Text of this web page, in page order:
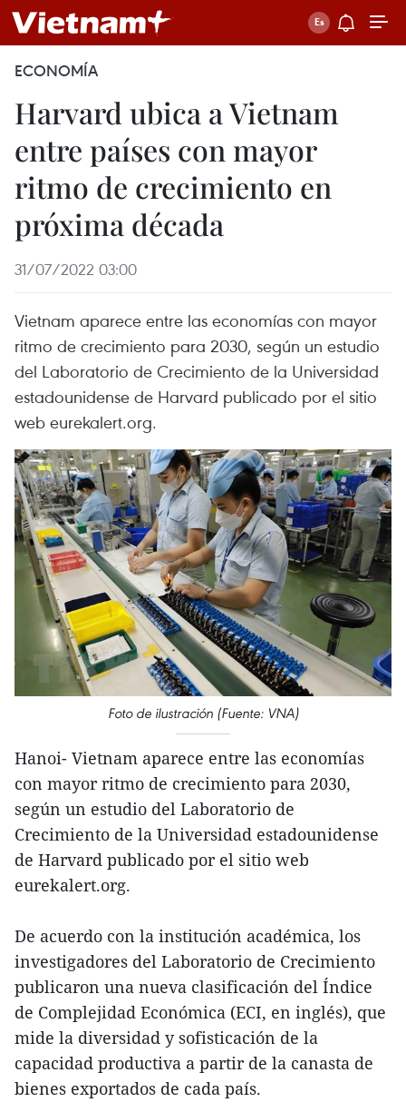
ECONOMÍA
Harvard ubica a Vietnam
entre países con mayor
ritmo de crecimiento en
próxima década
31/07/2022 03:00
Vietnam aparece entre las economías con mayor
ritmo de crecimiento para 2030, según un estudio
del Laboratorio de Crecimiento de la Universidad
estadounidense de Harvard publicado por el sitio
web eurekalert.org.
Foto de ilustración (Fuente: VNA)
Hanoi- Vietnam aparece entre las economías
con mayor ritmo de crecimiento para 2030,
según un estudio del Laboratorio de
Crecimiento de la Universidad estadounidense
de Harvard publicado por el sitio web
eurekalert.org.
De acuerdo con la institución académica, los
investigadores del Laboratorio de Crecimiento
publicaron una nueva clasificación del Índice
de Complejidad Económica (ECI, en inglés), que
mide la diversidad y sofisticación de la
capacidad productiva a partir de la canasta de
bienes exportados de cada país.